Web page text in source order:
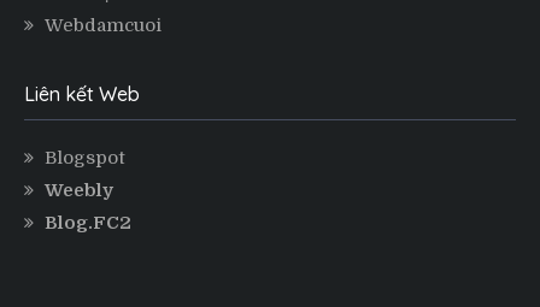
Webdamcuoi
Liên kết Web
Blogspot
Weebly
Blog.FC2